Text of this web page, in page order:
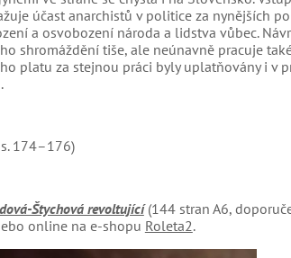
účast anarchistů v politice za nynějších
a osvobození národa a lidstva vůbec.
shromáždění tiše, ale neúnavně pracuje
platu za stejnou práci byly uplatňovány i v
174–176)
Štychová revoltující(144 stran A6,
online na e-shopu Roleta2.